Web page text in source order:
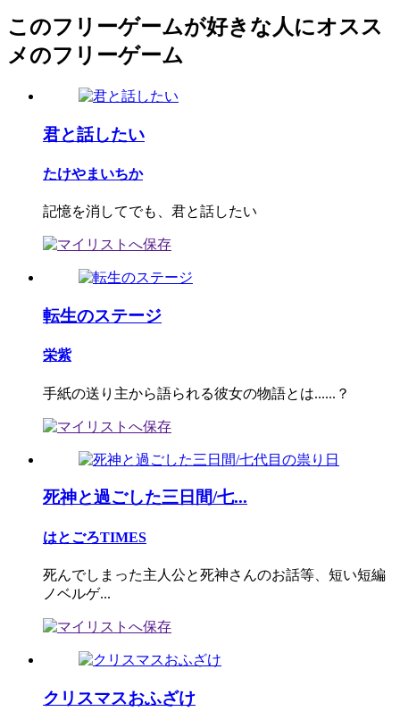
このフリーゲームが好きな人にオスス
メのフリーゲーム
君と話したい
たけやまいちか
記憶を消してでも、君と話したい
転生のステージ
栄紫
手紙の送り主から語られる彼女の物語とは......？
死神と過ごした三日間/七...
はとごろTIMES
死んでしまった主人公と死神さんのお話等、短い短編
ノベルゲ...
クリスマスおふざけ